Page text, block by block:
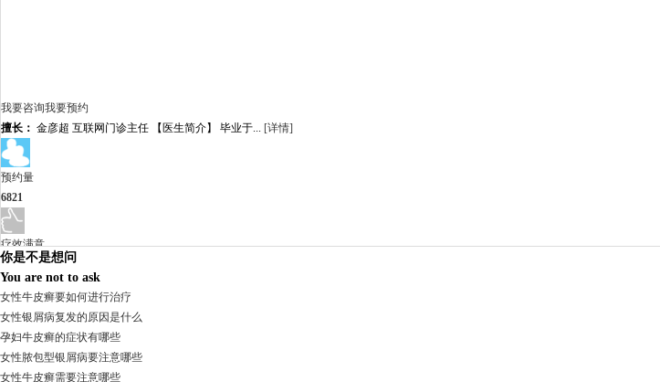
我要咨询我要预约
擅长： 金彦超 互联网门诊主任 【医生简介】 毕业于... [详情]
预约量
6821
疗效满意
98%
你是不是想问
You are not to ask
女性牛皮癣要如何进行治疗
女性银屑病复发的原因是什么
孕妇牛皮癣的症状有哪些
女性脓包型银屑病要注意哪些
女性牛皮癣需要注意哪些